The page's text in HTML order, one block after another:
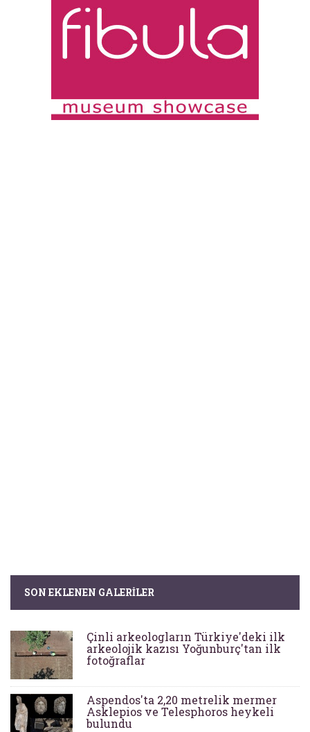
SON EKLENEN GALERILER
Çinli arkeologların Türkiye'deki ilk
arkeolojik kazısı Yoğunburç'tan ilk
fotoğraflar
Aspendos'ta 2,20 metrelik mermer
Asklepios ve Telesphoros heykeli
bulundu